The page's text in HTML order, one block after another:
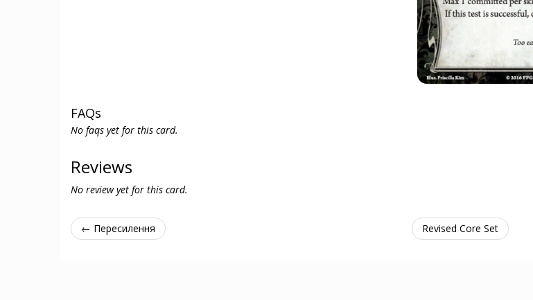
FAQs
No faqs yet for this card.
Reviews
No review yet for this card.
← Пересилення Revised Core Set